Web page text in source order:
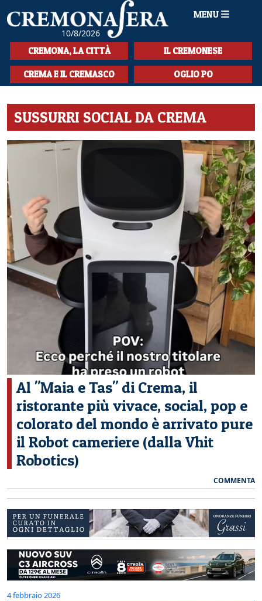
10/8/2026
MENU
HOME
CRONACA
LA MUSICA
CULTURA
SPETTACOLI
L'EDITORIALE
SEZIONI
CERCA
CREMONA, LA CITTÀ IL CREMONESE
CREMA E IL CREMASCO OGLIO PO
SUSSURRI SOCIAL DA CREMA
Al "Maia e Tas" di Crema, il
ristorante più vivace, social, pop e
colorato del mondo è arrivato pure
il Robot cameriere (dalla Vhit
Robotics)
COMMENTA
4 febbraio 2026